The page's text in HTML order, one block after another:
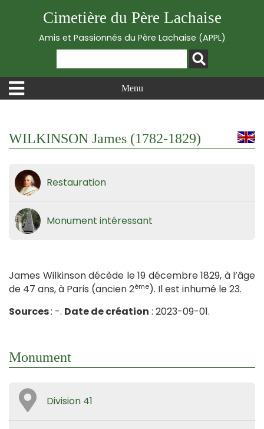
Cimetière du Père Lachaise
Amis et Passionnés du Père Lachaise (APPL)
Menu
WILKINSON James (1782-1829)
Restauration
Monument intéressant
James Wilkinson décède le 19 décembre 1829, à l’âge
de 47 ans, à Paris (ancien 2ème). Il est inhumé le 23.
Sources: -. Date de création : 2023-09-01.
Monument
Division 41